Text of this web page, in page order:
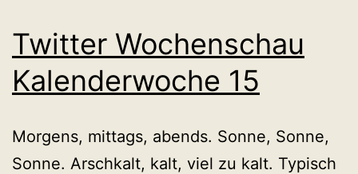
Twitter Wochenschau
Kalenderwoche 15
Morgens, mittags, abends. Sonne, Sonne,
Sonne. Arschkalt, kalt, viel zu kalt. Typisch